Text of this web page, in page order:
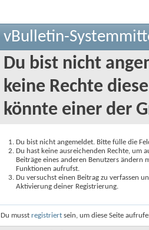
vBulletin-
Du bist nicht
keine Rechte
könnte einer der
Du bist nicht angemeldet. Bitte fülle die
Du hast keine ausreichenden Rechte, um
Beiträge eines anderen Benutzers
Funktionen aufrufst.
Du versuchst einen Beitrag zu verfassen
Aktivierung deiner Registrierung.
Du musst registriert sein, um diese Seite